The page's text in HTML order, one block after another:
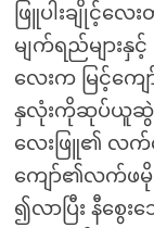
ဖြူပါးချိုင့်လ
မျက်ရည်များနှ
လေးက မြင့်က
နှလုံးကိုဆုပ်ယူဆွဲ
လေးဖြူ၏ လက်
ကျော်၏လက်ဖမို
၍လာပြီး နီစွ